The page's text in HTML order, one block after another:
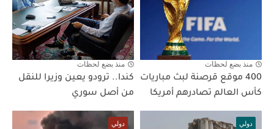
منذ بضع لحظات
400 موقع قرصنة لبث مباريات
كأس العالم تصادرهم أمريكا
منذ بضع لحظات
كندا.. ترودو يعين وزيرا للنقل
من أصل سوري
دولي دولي